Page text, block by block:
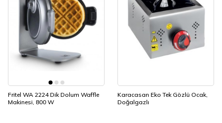
Fritel WA 2224 Dik Dolum Waffle
Makinesi, 800 W
Karacasan Eko Tek Gözlü Ocak,
Doğalgazlı